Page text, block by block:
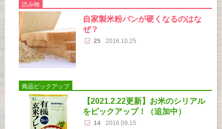
読み物
自家製米粉パンが硬くなるのはな
ぜ？
25 2016.10.25
商品ピックアップ
【2021.2.22更新】お米のシリアル
をピックアップ！（追加中）
14 2016.09.15